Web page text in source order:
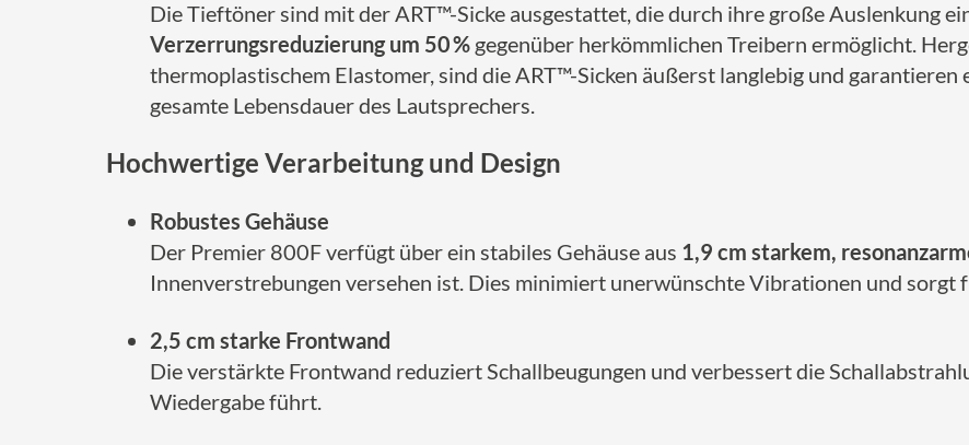
Die Tieftöner sind mit der ART™-Sicke ausgestattet, die durch ihre große Auslenkung
Verzerrungsreduzierung um 50 % gegenüber herkömmlichen Treibern ermöglicht.
thermoplastischem Elastomer, sind die ART™-Sicken äußerst langlebig und
gesamte Lebensdauer des Lautsprechers.
Hochwertige Verarbeitung und Design
Robustes Gehäuse
Der Premier 800F verfügt über ein stabiles Gehäuse aus 1,9 cm starkem,
Innenverstrebungen versehen ist. Dies minimiert unerwünschte Vibrationen und sorgt
2,5 cm starke Frontwand
Die verstärkte Frontwand reduziert Schallbeugungen und verbessert die
Wiedergabe führt.